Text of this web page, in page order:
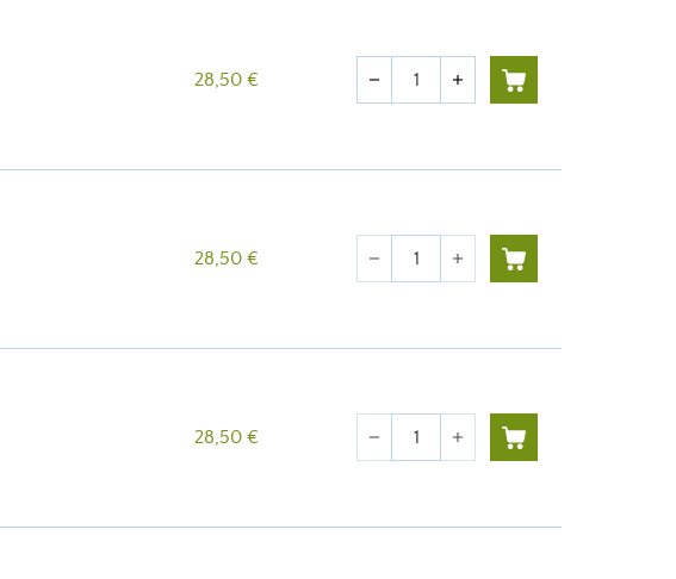
28,50 € Quantité
remove add
28,50 € Quantité
remove add
28,50 € Quantité
remove add